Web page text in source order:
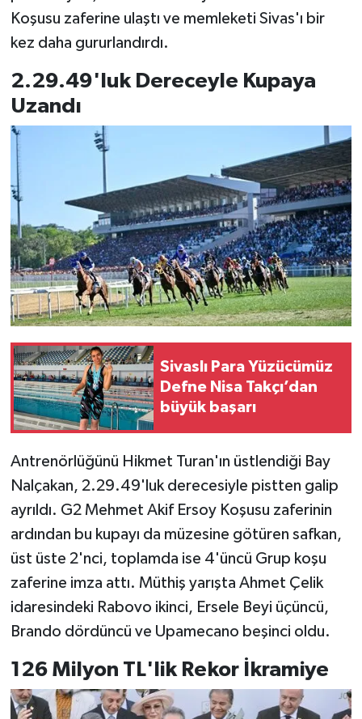
Koşusu zaferine ulaştı ve memleketi Sivas'ı bir
kez daha gururlandırdı.
2.29.49'luk Dereceyle Kupaya
Uzandı
Sivaslı Para Yüzücümüz
Defne Nisa Takçı’dan
büyük başarı
Antrenörlüğünü Hikmet Turan'ın üstlendiği Bay
Nalçakan, 2.29.49'luk derecesiyle pistten galip
ayrıldı. G2 Mehmet Akif Ersoy Koşusu zaferinin
ardından bu kupayı da müzesine götüren safkan,
üst üste 2'nci, toplamda ise 4'üncü Grup koşu
zaferine imza attı. Müthiş yarışta Ahmet Çelik
idaresindeki Rabovo ikinci, Ersele Beyi üçüncü,
Brando dördüncü ve Upamecano beşinci oldu.
126 Milyon TL'lik Rekor İkramiye